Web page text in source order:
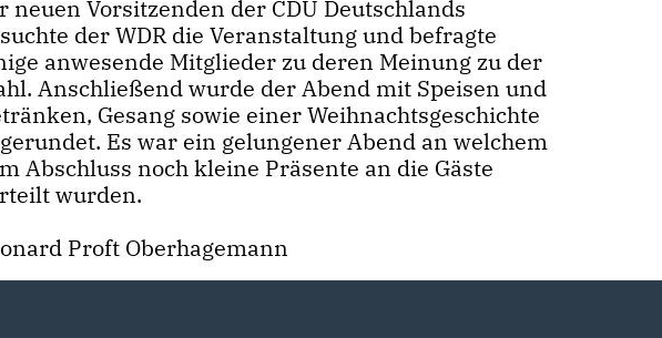
neuen Vorsitzenden der CDU Deutschlands
der WDR die Veranstaltung und befragte
anwesende Mitglieder zu deren Meinung zu der
Anschließend wurde der Abend mit Speisen und
Gesang sowie einer Weihnachtsgeschichte
Es war ein gelungener Abend an welchem
Abschluss noch kleine Präsente an die Gäste
wurden.
Proft Oberhagemann